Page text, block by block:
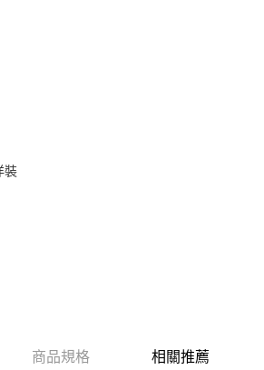
】
商品之後才付款」的支付方式。 讓您購物簡單
不需綁卡、不需儲值。
務後，再付款。
流程】
式進行付款，方視為交易完成。
含以上)免運費
裝
商品規格 相關推薦